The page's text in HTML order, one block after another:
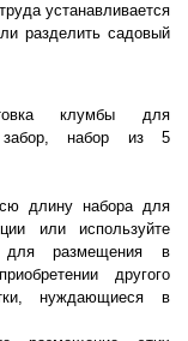
устанавливается
разделить садовый
клумбы для
забор, набор из 5
длину набора для
или используйте
для размещения в
другого
нуждающиеся в